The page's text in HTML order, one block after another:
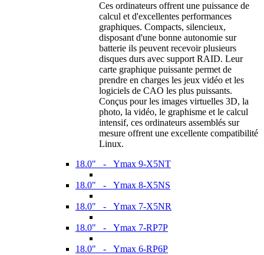
Ces ordinateurs offrent une puissance de
calcul et d'excellentes performances
graphiques. Compacts, silencieux,
disposant d'une bonne autonomie sur
batterie ils peuvent recevoir plusieurs
disques durs avec support RAID. Leur
carte graphique puissante permet de
prendre en charges les jeux vidéo et les
logiciels de CAO les plus puissants.
Conçus pour les images virtuelles 3D, la
photo, la vidéo, le graphisme et le calcul
intensif, ces ordinateurs assemblés sur
mesure offrent une excellente compatibilité
Linux.
18.0" - Ymax 9-X5NT
18.0" - Ymax 8-X5NS
18.0" - Ymax 7-X5NR
18.0" - Ymax 7-RP7P
18.0" - Ymax 6-RP6P